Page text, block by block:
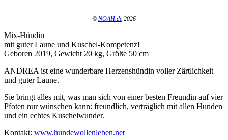
© NOAH.de 2026
Mix-Hündin
mit guter Laune und Kuschel-Kompetenz!
Geboren 2019, Gewicht 20 kg, Größe 50 cm
ANDREA ist eine wunderbare Herzenshündin voller Zärtlichkeit
und guter Laune.
Sie bringt alles mit, was man sich von einer besten Freundin auf vier
Pfoten nur wünschen kann: freundlich, verträglich mit allen Hunden
und ein echtes Kuschelwunder.
Kontakt: www.hundewollenleben.net